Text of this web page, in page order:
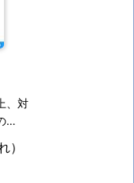
、対
…